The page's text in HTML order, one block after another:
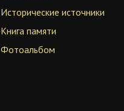
Исторические источники
Книга памяти
Фотоальбом